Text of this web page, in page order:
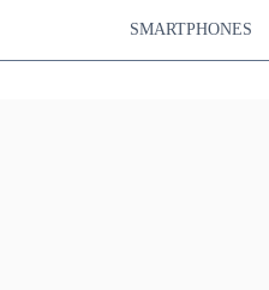
SMARTPHONES